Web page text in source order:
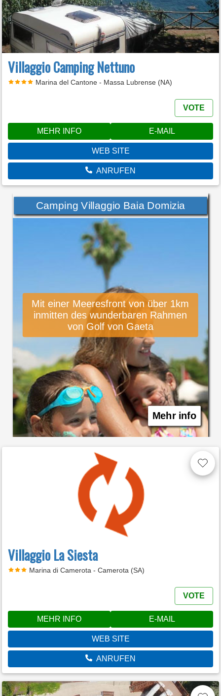
Villaggio Camping Nettuno
Marina del Cantone - Massa Lubrense (NA)
VOTE
MEHR INFO E-MAIL
WEB SITE
ANRUFEN
Camping Villaggio Baia Domizia
Mit einer Meeresfront von über 1km
inmitten des wunderbaren Rahmen
von Golf von Gaeta
Mehr info
Villaggio La Siesta
Marina di Camerota - Camerota (SA)
VOTE
MEHR INFO E-MAIL
WEB SITE
ANRUFEN